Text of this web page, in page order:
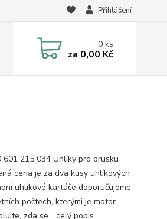
Přihlášení
0ks
za 0,00 Kč
215 034 Uhlíky pro brusku
cena je za dva kusy uhlíkových
uhlíkové kartáče doporučujeme
počtech, kterými je motor
zda se... celý popis